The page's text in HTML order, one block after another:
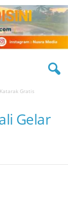
Gratis
Gelar